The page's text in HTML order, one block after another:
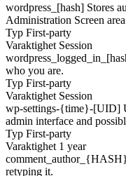
wordpress_[hash] Stores
Administration Screen
Typ First-party
Varaktighet Session
who you are.
Typ First-party
Varaktighet Session
wp-settings-{time}-[UID]
admin interface and
Typ First-party
Varaktighet 1 year
retyping it.